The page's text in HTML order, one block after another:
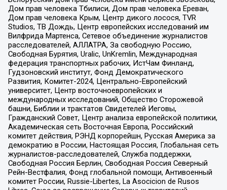
Дом прав человека Тбилиси, Дом прав человека Ереван,
Дом прав человека Крым, Центр дикого лосося, TVR
Studios, ТВ Дождь, Центр европейских исследований им
Вилфрида Мартенса, Сетевое объединение журналистов
расследователей, АЛЛАТРА, За свободную Россию,
Свободная Бурятия, Uralic, UnKremlin, Международная
федерация транспортных рабочих, ИстЧам Финланд,
Гудзоновский институт, Фонд Демократического
Развития, Комитет-2024, Центрально-Европейский
университет, Центр восточноевропейских и
международных исследований, Общество Сторожевой
башни, Библии и трактатов Свидетелей Иеговы,
Гражданский Совет, Центр анализа европейской политики,
Академическая сеть Восточная Европа, Российский
комитет действия, РЭНД корпорейшн, Русская Америка за
демократию в России, Настоящая Россия, Глобальная сеть
журналистов-расследователей, Служба поддержки,
Свободная Россия Берлин, Свободная Россия Северный
Рейн-Вестфалия, Фонд глобальной помощи, Антивоенный
комитет России, Russie-Libertes, La Asocicion de Rusos